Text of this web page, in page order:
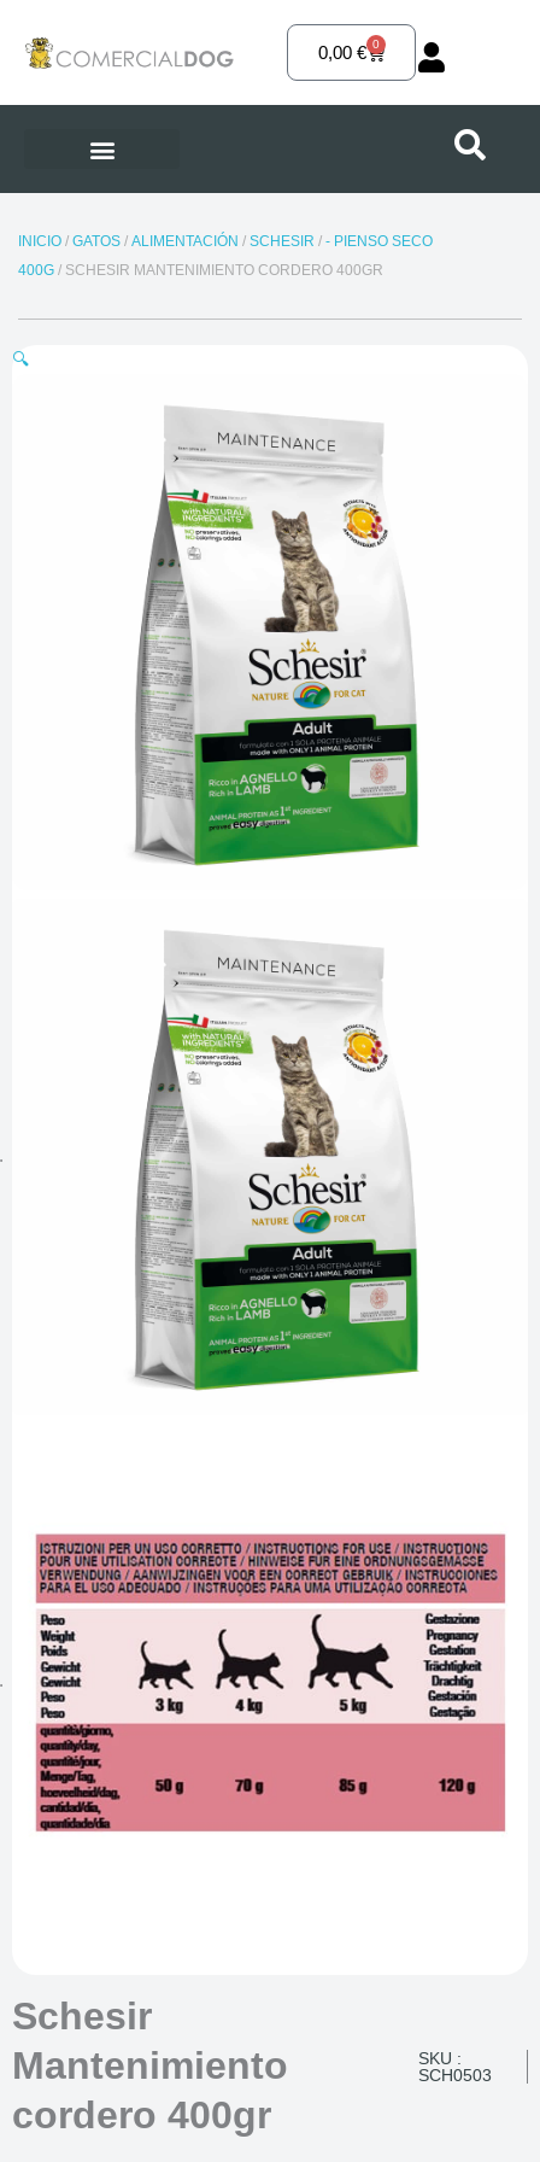
contenido
0,00€ 0
Carrito
INICIO/ GATOS/ ALIMENTACIÓN / SCHESIR / - PIENSO SECO
400G/ SCHESIR MANTENIMIENTO CORDERO 400GR
🔍
Schesir
Mantenimiento
cordero 400gr
SKU :
SCH0503